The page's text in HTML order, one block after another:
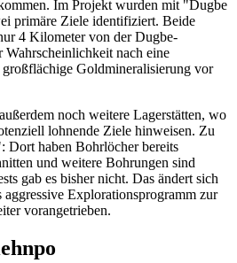
Im Projekt wurden mit "Dugbe
primäre Ziele identifiziert. Beide
4 Kilometer von der Dugbe-
Wahrscheinlichkeit nach eine
Goldmineralisierung vor
noch weitere Lagerstätten, wo
lohnende Ziele hinweisen. Zu
Dort haben Bohrlöcher bereits
und weitere Bohrungen sind
gab es bisher nicht. Das ändert sich
Explorationsprogramm zur
vorangetrieben.